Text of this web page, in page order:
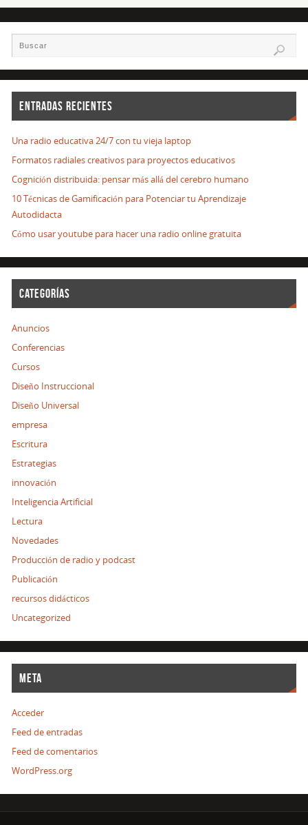
ENTRADAS RECIENTES
Una radio educativa 24/7 con tu vieja laptop
Formatos radiales creativos para proyectos educativos
Cognición distribuida: pensar más allá del cerebro humano
10 Técnicas de Gamificación para Potenciar tu Aprendizaje
Autodidacta
Cómo usar youtube para hacer una radio online gratuita
CATEGORÍAS
Anuncios
Conferencias
Cursos
Diseño Instruccional
Diseño Universal
empresa
Escritura
Estrategias
innovación
Inteligencia Artificial
Lectura
Novedades
Producción de radio y podcast
Publicación
recursos didácticos
Uncategorized
META
Acceder
Feed de entradas
Feed de comentarios
WordPress.org